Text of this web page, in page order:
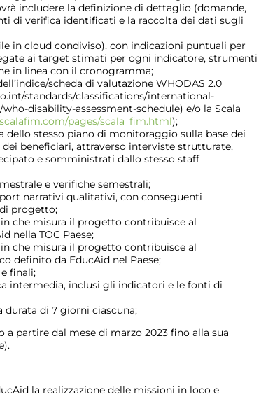
includere la definizione di dettaglio (domande,
di verifica identificati e la raccolta dei dati sugli
in cloud condiviso), con indicazioni puntuali per
ai target stimati per ogni indicatore, strumenti
in linea con il cronogramma;
scheda di valutazione WHODAS 2.0
standards/classifications/international-
disability-assessment-schedule) e/o la Scala
pages/scala_fim.html);
stesso piano di monitoraggio sulla base dei
beneficiari, attraverso interviste strutturate,
e somministrati dallo stesso staff
e verifiche semestrali;
narrativi qualitativi, con conseguenti
progetto;
che misura il progetto contribuisce al
nella TOC Paese;
che misura il progetto contribuisce al
definito da EducAid nel Paese;
finali;
intermedia, inclusi gli indicatori e le fonti di
durata di 7 giorni ciascuna;
partire dal mese di marzo 2023 fino alla sua
la realizzazione delle missioni in loco e